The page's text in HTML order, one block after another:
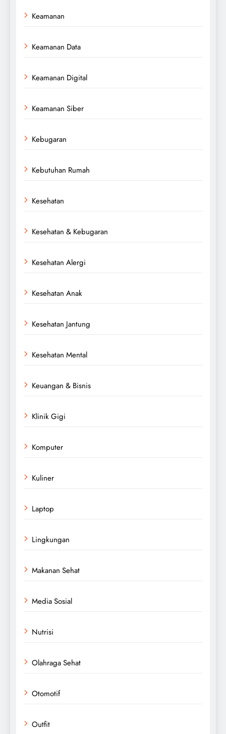
Keamanan
Keamanan Data
Keamanan Digital
Keamanan Siber
Kebugaran
Kebutuhan Rumah
Kesehatan
Kesehatan & Kebugaran
Kesehatan Alergi
Kesehatan Anak
Kesehatan Jantung
Kesehatan Mental
Keuangan & Bisnis
Klinik Gigi
Komputer
Kuliner
Laptop
Lingkungan
Makanan Sehat
Media Sosial
Nutrisi
Olahraga Sehat
Otomotif
Outfit